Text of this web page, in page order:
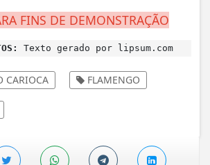
FINS DE DEMONSTRAÇÃO
Texto gerado por lipsum.com
CARIOCA FLAMENGO